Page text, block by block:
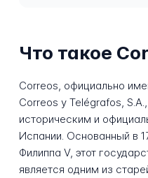
Что такое
Correos, официально
Correos y Telégrafos, S.A.,
историческим и
Испании. Основанный в
Филиппа V, этот
является одним из